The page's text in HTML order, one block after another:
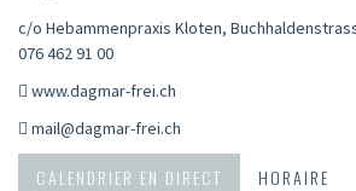
c/o Hebammenpraxis Kloten,
076 462 91 00
www.dagmar-frei.ch
mail@dagmar-frei.ch
CALENDRIER EN DIRECT HORAIRE